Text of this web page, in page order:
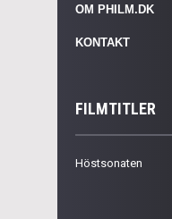
OM PHILM.DK
KONTAKT
FILMTITLER
Höstsonaten